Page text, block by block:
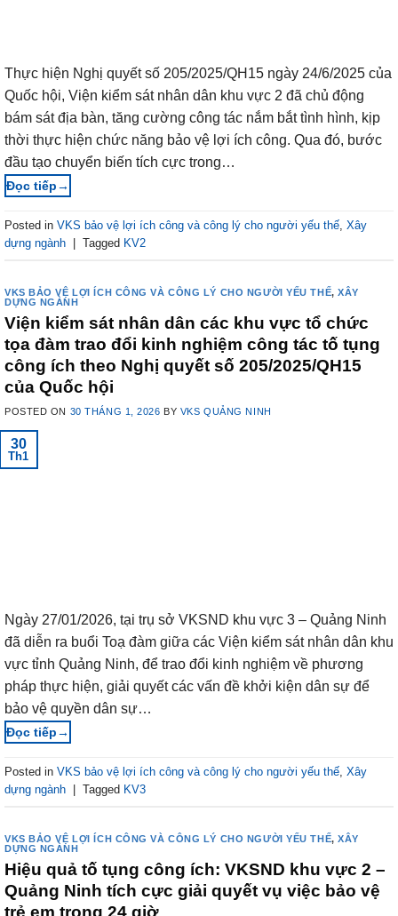
Thực hiện Nghị quyết số 205/2025/QH15 ngày 24/6/2025 của
Quốc hội, Viện kiểm sát nhân dân khu vực 2 đã chủ động
bám sát địa bàn, tăng cường công tác nắm bắt tình hình, kịp
thời thực hiện chức năng bảo vệ lợi ích công. Qua đó, bước
đầu tạo chuyển biến tích cực trong…
→
Posted in VKS bảo vệ lợi ích công và công lý cho người yếu thế, Xây
dựng ngành
Tagged KV2
VKS BẢO VỆ LỢI ÍCH CÔNG VÀ CÔNG LÝ CHO NGƯỜI YẾU THẾ,XÂY
DỰNG NGÀNH
Viện kiểm sát nhân dân các khu vực tổ chức
tọa đàm trao đổi kinh nghiệm công tác tố tụng
công ích theo Nghị quyết số 205/2025/QH15
của Quốc hội
POSTED ON 30 THÁNG 1, 2026 BY VKS QUẢNG NINH
30
Th1
Ngày 27/01/2026, tại trụ sở VKSND khu vực 3 – Quảng Ninh
đã diễn ra buổi Toạ đàm giữa các Viện kiểm sát nhân dân khu
vực tỉnh Quảng Ninh, để trao đổi kinh nghiệm về phương
pháp thực hiện, giải quyết các vấn đề khởi kiện dân sự để
bảo vệ quyền dân sự…
→
Posted in VKS bảo vệ lợi ích công và công lý cho người yếu thế, Xây
dựng ngành
Tagged KV3
VKS BẢO VỆ LỢI ÍCH CÔNG VÀ CÔNG LÝ CHO NGƯỜI YẾU THẾ,XÂY
DỰNG NGÀNH
Hiệu quả tố tụng công ích: VKSND khu vực 2 –
Quảng Ninh tích cực giải quyết vụ việc bảo vệ
trẻ em trong 24 giờ